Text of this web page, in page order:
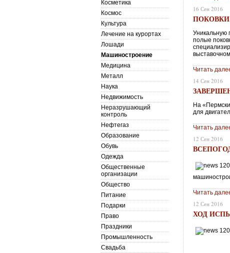
16 Сен 2016
Уникальную
полые
Читать
14 Сен 2016
На
для
Читать
12 Сен 2016
Читать
12 Сен 2016
ХОД
Косметика
Космос
Культура
Лечение на курортах
Лошади
Машиностроение
Медицина
Металл
Наука
Недвижимость
Неразрушающий
контроль
Нефтегаз
Образование
Обувь
Одежда
Общественные
организации
Общество
Питание
Подарки
Право
Праздники
Промышленность
Свадьба